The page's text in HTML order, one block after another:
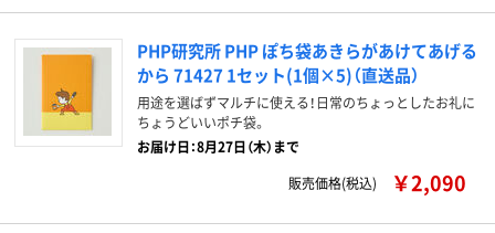
PHP研究所 PHP ぽち袋あきらがあけてあげる
から 71427 1セット(1個×5)（直送品）
用途を選ばずマルチに使える！日常のちょっとしたお礼に
ちょうどいいポチ袋。
お届け日：8月27日（木）まで
販売価格(税込)
￥2,090